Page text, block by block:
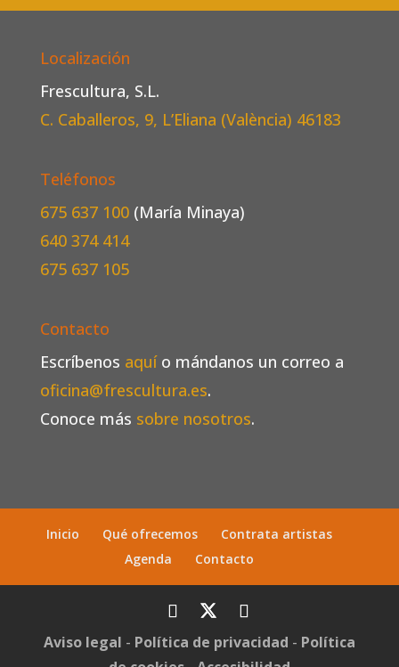
Localización
Frescultura, S.L.
C. Caballeros, 9, L’Eliana (València) 46183
Teléfonos
675 637 100 (María Minaya)
640 374 414
675 637 105
Contacto
Escríbenos aquío mándanos un correo a
oficina@frescultura.es.
Conoce más sobre nosotros.
Inicio Qué ofrecemos
Contrata artistas
Agenda
Contacto
Aviso legal - Política de privacidad - Política